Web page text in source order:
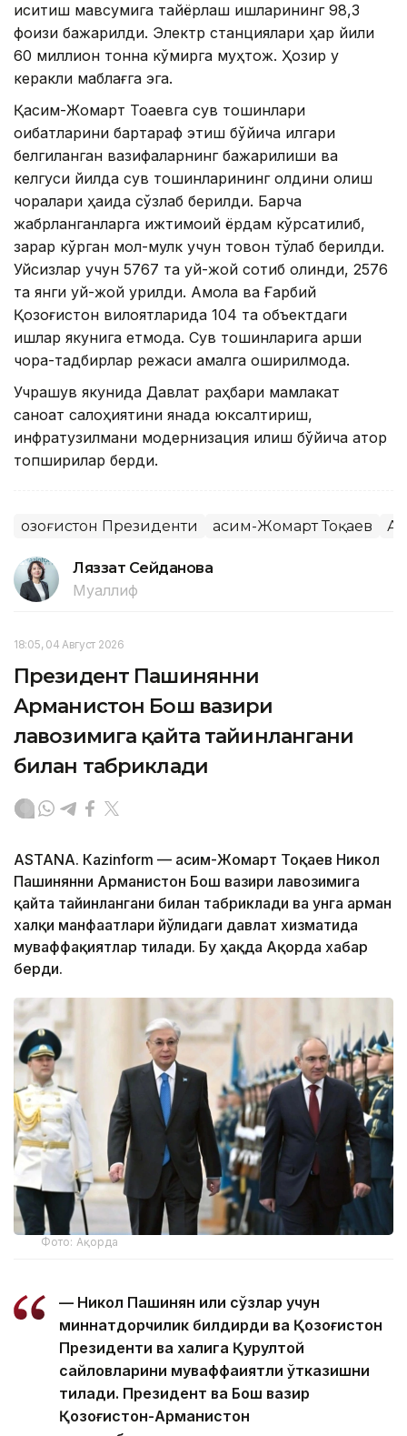
иситиш мавсумига тайёрлаш ишларининг 98,3
фоизи бажарилди. Электр станциялари ҳар йили
60 миллион тонна кўмирга муҳтож. Ҳозир у
керакли маблағга эга.
Қасим-Жомарт Тоқаевга сув тошқинлари
оқибатларини бартараф этиш бўйича илгари
белгиланган вазифаларнинг бажарилиши ва
келгуси йилда сув тошқинларининг олдини олиш
чоралари ҳақида сўзлаб берилди. Барча
жабрланганларга ижтимоий ёрдам кўрсатилиб,
зарар кўрган мол-мулк учун товон тўлаб берилди.
Уйсизлар учун 5767 та уй-жой сотиб олинди, 2576
та янги уй-жой қурилди. Ақмола ва Ғарбий
Қозоғистон вилоятларида 104 та объектдаги
ишлар якунига етмоқда. Сув тошқинларига қарши
чора-тадбирлар режаси амалга оширилмоқда.
Учрашув якунида Давлат раҳбари мамлакат
саноат салоҳиятини янада юксалтириш,
инфратузилмани модернизация қилиш бўйича қатор
топшириқлар берди.
Қозоғистон Президенти Қасим-Жомарт Тоқаев
Ляззат Сейданова
Муаллиф
18:05, 04 Август 2026
Президент Пашинянни
Арманистон Бош вазири
лавозимига қайта тайинлангани
билан табриклади
ASTANА. Кazinform — Қасим-Жомарт Тоқаев Никол
Пашинянни Арманистон Бош вазири лавозимига
қайта тайинлангани билан табриклади ва унга арман
халқи манфаатлари йўлидаги давлат хизматида
муваффақиятлар тилади. Бу ҳақда Ақорда хабар
берди.
Фото: Ақорда
— Никол Пашинян илиқ сўзлар учун
миннатдорчилик билдирди ва Қозоғистон
Президенти ва халқига Қурултой
сайловларини муваффақиятли ўтказишни
тилади. Президент ва Бош вазир
Қозоғистон-Арманистон